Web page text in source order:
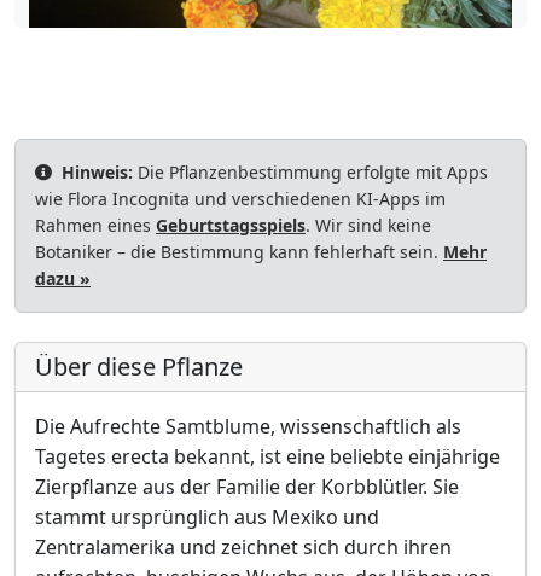
Hinweis: Die Pflanzenbestimmung erfolgte mit Apps
wie Flora Incognita und verschiedenen KI-Apps im
Rahmen eines Geburtstagsspiels. Wir sind keine
Botaniker – die Bestimmung kann fehlerhaft sein. Mehr
dazu »
Über diese Pflanze
Die Aufrechte Samtblume, wissenschaftlich als
Tagetes erecta bekannt, ist eine beliebte einjährige
Zierpflanze aus der Familie der Korbblütler. Sie
stammt ursprünglich aus Mexiko und
Zentralamerika und zeichnet sich durch ihren